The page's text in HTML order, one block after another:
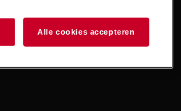
RISICO OP OOGLETSEL
Alle cookies accepteren